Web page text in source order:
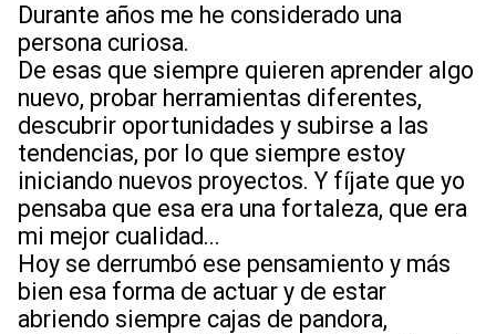
Durante años me he considerado una
persona curiosa.
De esas que siempre quieren aprender algo
nuevo, probar herramientas diferentes,
descubrir oportunidades y subirse a las
tendencias, por lo que siempre estoy
iniciando nuevos proyectos. Y fíjate que yo
pensaba que esa era una fortaleza, que era
mi mejor cualidad...
Hoy se derrumbó ese pensamiento y más
bien esa forma de actuar y de estar
abriendo siempre cajas de pandora,